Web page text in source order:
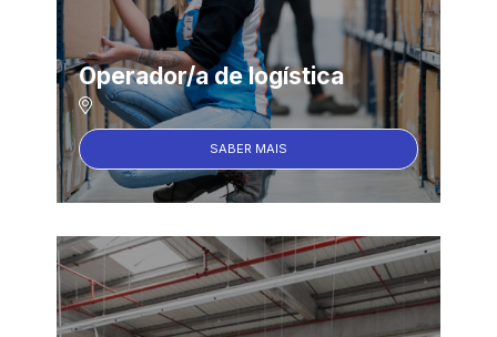
Operador/a de logística
SABER MAIS